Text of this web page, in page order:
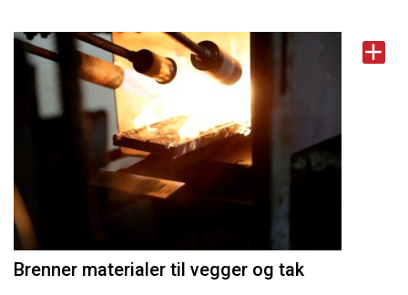
Brenner materialer til vegger og tak